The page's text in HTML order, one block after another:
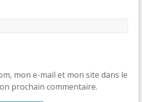
mon e-mail et mon site dans le
prochain commentaire.